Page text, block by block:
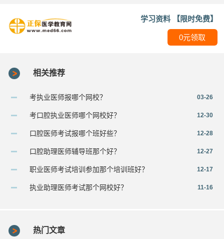
学习资料 【限时免费】
0元领取
相关推荐
考执业医师报哪个网校？ 03-26
考口腔执业医师哪个网校好？ 12-30
口腔医师考试报哪个班好些？ 12-28
口腔助理医师辅导班那个好？ 12-27
职业医师考试培训参加那个培训班好？ 12-17
执业助理医师考试那个网校好？ 11-16
热门文章